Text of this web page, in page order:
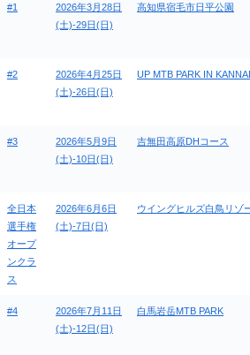
#1
2026年3月28日
(土)-29日(日)
高知県宿毛市日平公園
#2
2026年4月25日
(土)-26日(日)
UP MTB PARK IN
#3
2026年5月9日
(土)-10日(日)
吉無田高原DHコース
全日本
選手権
オープ
ンクラ
ス
2026年6月6日
(土)-7日(日)
ウイングヒルズ白鳥リゾ
#4
2026年7月11日
(土)-12日(日)
白馬岩岳MTB PARK